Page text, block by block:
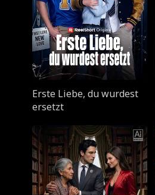
Erste Liebe, du wurdest
ersetzt